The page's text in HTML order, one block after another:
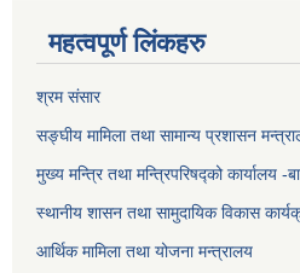
महत्वपूर्ण लिंकहरु
श्रम संसार
सङ्घीय मामिला तथा सामान्य प्रशासन
मुख्य मन्त्रि तथा मन्त्रिपरिषद्को कार्यालय -
स्थानीय शासन तथा सामुदायिक विकास
आर्थिक मामिला तथा योजना मन्त्रालय